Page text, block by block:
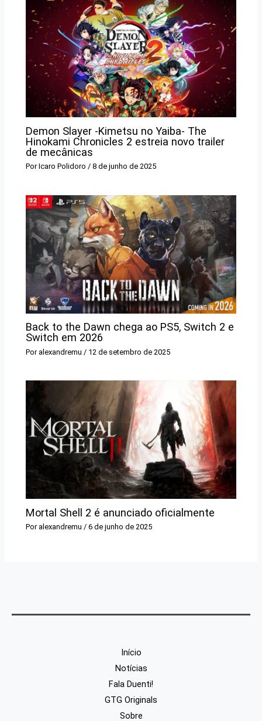
Demon Slayer -Kimetsu no Yaiba- The
Hinokami Chronicles 2 estreia novo trailer
de mecânicas
PorIcaro Polidoro/8 de junho de 2025
Back to the Dawn chega ao PS5, Switch 2 e
Switch em 2026
Por alexandremu / 12 de setembro de 2025
Mortal Shell 2 é anunciado oficialmente
Por alexandremu/6 de junho de 2025
Início
Notícias
Fala Duenti!
GTG Originals
Sobre